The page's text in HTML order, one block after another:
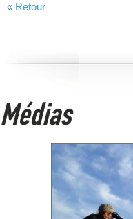
« Retour
Médias